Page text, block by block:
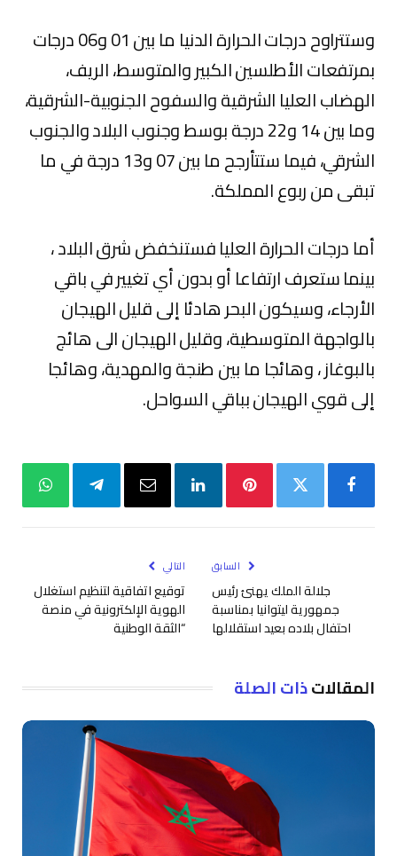
وستتراوح درجات الحرارة الدنيا ما بين 01 و06 درجات
بمرتفعات الأطلسين الكبير والمتوسط، الريف،
الهضاب العليا الشرقية والسفوح الجنوبية-الشرقية،
وما بين 14 و22 درجة بوسط وجنوب البلاد والجنوب
الشرقي، فيما ستتأرجح ما بين 07 و13 درجة في ما
تبقى من ربوع المملكة.
أما درجات الحرارة العليا فستنخفض شرق البلاد ،
بينما ستعرف ارتفاعا أو بدون أي تغيير في باقي
الأرجاء، وسيكون البحر هادئا إلى قليل الهيجان
بالواجهة المتوسطية، وقليل الهيجان الى هائج
بالبوغاز ، وهائجا ما بين طنجة والمهدية، وهائجا
إلى قوي الهيجان بباقي السواحل.
السابق
جلالة الملك يهنئ رئيس
جمهورية ليتوانيا بمناسبة
احتفال بلاده بعيد استقلالها
التالي
توقيع اتفاقية لتنظيم استغلال
الهوية الإلكترونية في منصة
“الثقة الوطنية
المقالاتذات الصلة